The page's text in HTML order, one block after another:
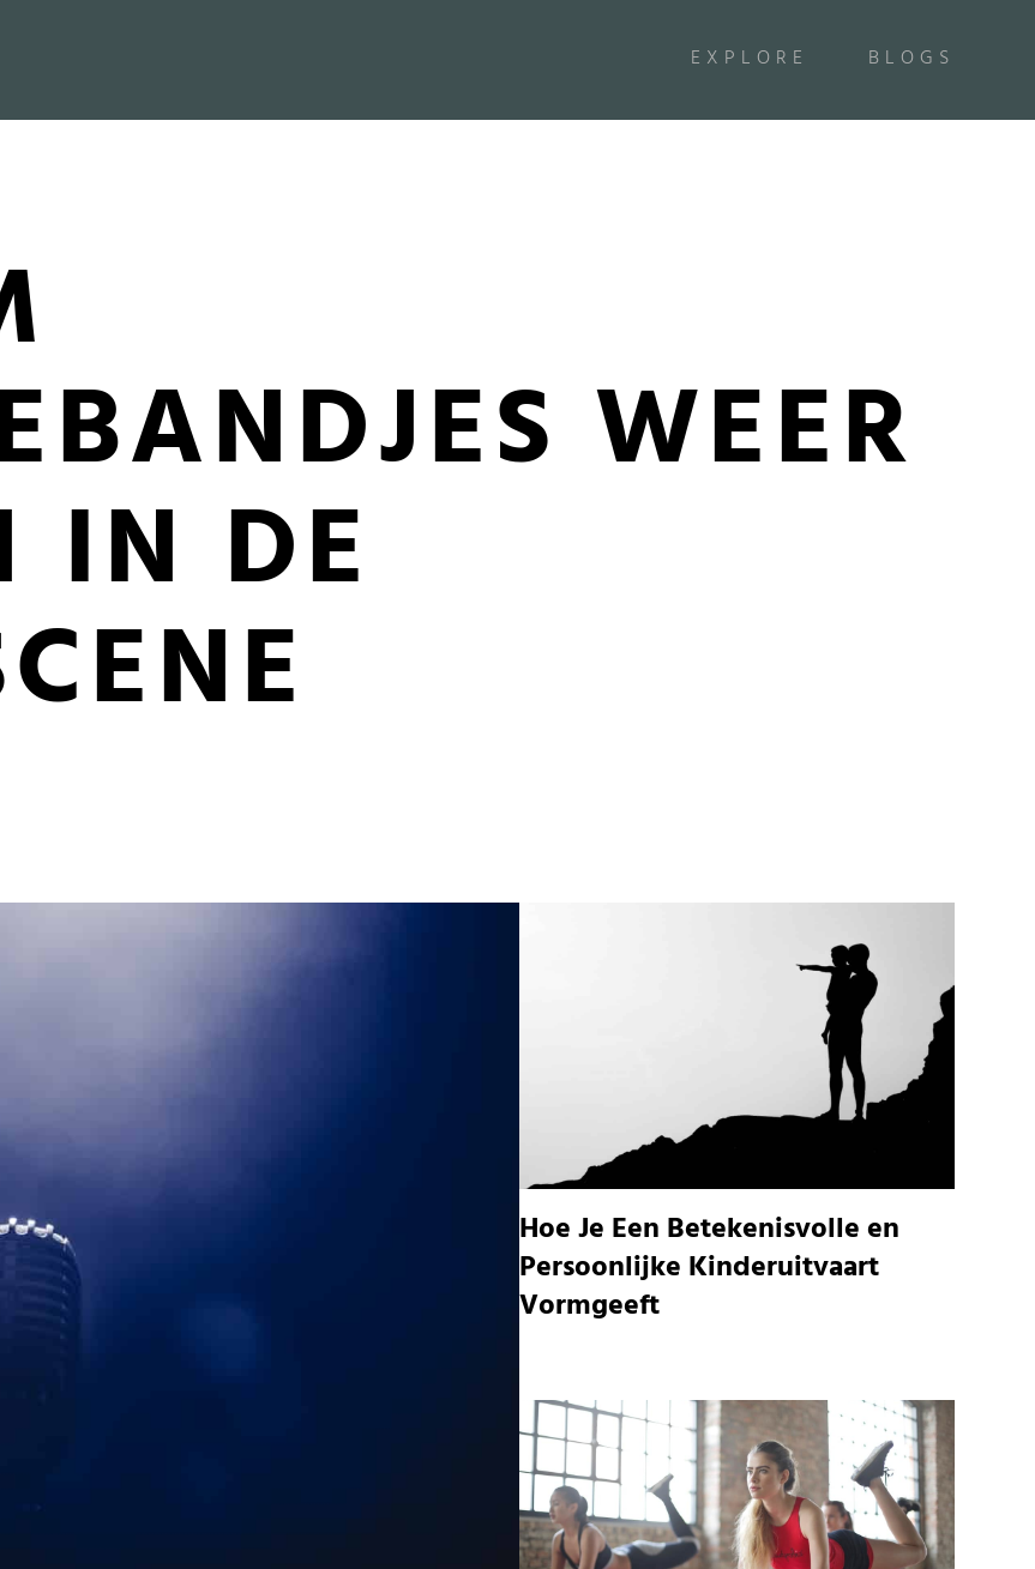
EXPLORE BLOGS
WEER
IN DE
Hoe Je Een Betekenisvolle en
Persoonlijke Kinderuitvaart
Vormgeeft